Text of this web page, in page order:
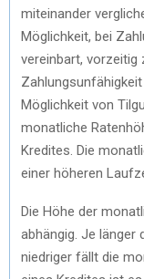
miteinander
Möglichkeit, bei
vereinbart, vorzeitig
Möglichkeit von
monatliche
Kredites. Die
einer höheren
Die Höhe der
abhängig. Je länger
niedriger fällt die